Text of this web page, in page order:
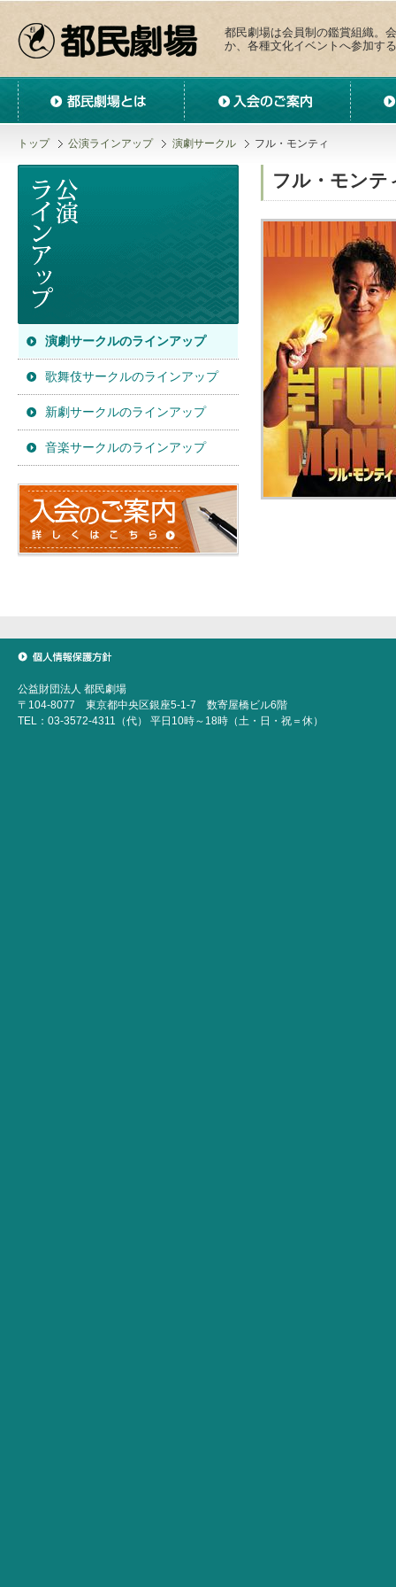
都民劇場は会員制の鑑賞組織。
か、各種文化イベントへ参加す
トップ 公演ラインアップ 演劇サークル フル・モンティ
演劇サークルのラインアップ
歌舞伎サークルのラインアップ
新劇サークルのラインアップ
音楽サークルのラインアップ
フル・モンテ
公益財団法人 都民劇場
〒104-8077 東京都中央区銀座5-1-7 数寄屋橋ビル6階
TEL：03-3572-4311（代） 平日10時～18時（土・日・祝＝休）